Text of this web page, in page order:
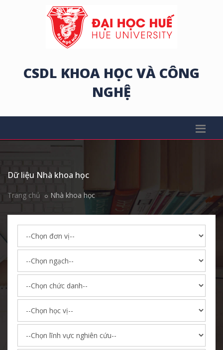
CSDL KHOA HỌC VÀ CÔNG
NGHỆ
Dữ liệu Nhà khoa học
Trang chủ Nhà khoa học